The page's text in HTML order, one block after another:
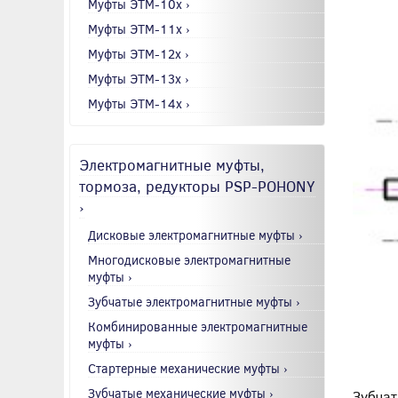
Муфты ЭТМ-10x ›
Муфты ЭТМ-11x ›
Муфты ЭТМ-12x ›
Муфты ЭТМ-13x ›
Муфты ЭТМ-14x ›
Электромагнитные муфты,
тормоза, редукторы PSP-POHONY
›
Дисковые электромагнитные муфты ›
Многодисковые электромагнитные
муфты ›
Зубчатые электромагнитные муфты ›
Комбинированные электромагнитные
муфты ›
Стартерные механические муфты ›
Зубчатые механические муфты ›